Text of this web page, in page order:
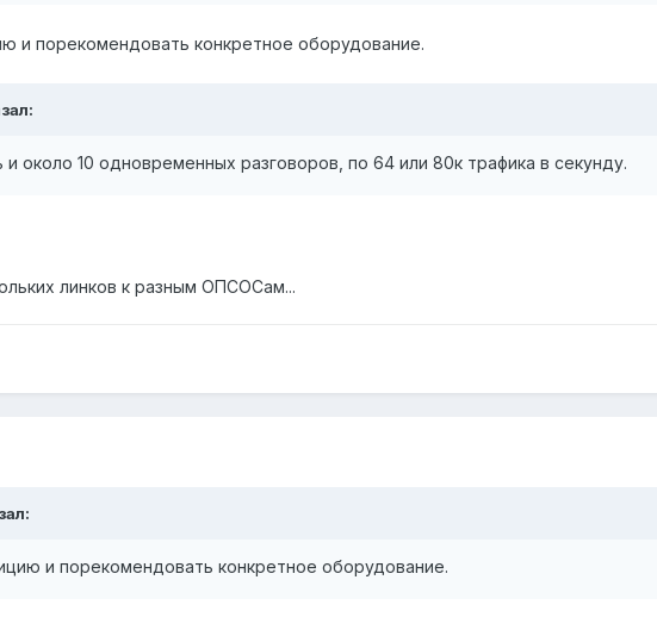
и порекомендовать конкретное оборудование.
около 10 одновременных разговоров, по 64 или 80к трафика в секунду.
линков к разным ОПСОСам...
и порекомендовать конкретное оборудование.